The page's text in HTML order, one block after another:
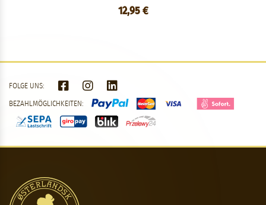
12,95 €
FOLGE UNS:
BEZAHLMÖGLICHKEITEN: